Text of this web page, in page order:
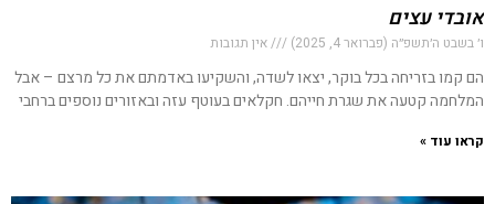
אובדי עצים
ו׳ בשבט ה׳תשפ״ה (פברואר 4, 2025) אין תגובות
הם קמו בזריחה בכל בוקר, יצאו לשדה, והשקיעו באדמתם את כל מרצם – אבל
המלחמה קטעה את שגרת חייהם. חקלאים בעוטף עזה ובאזורים נוספים ברחבי
קראו עוד »